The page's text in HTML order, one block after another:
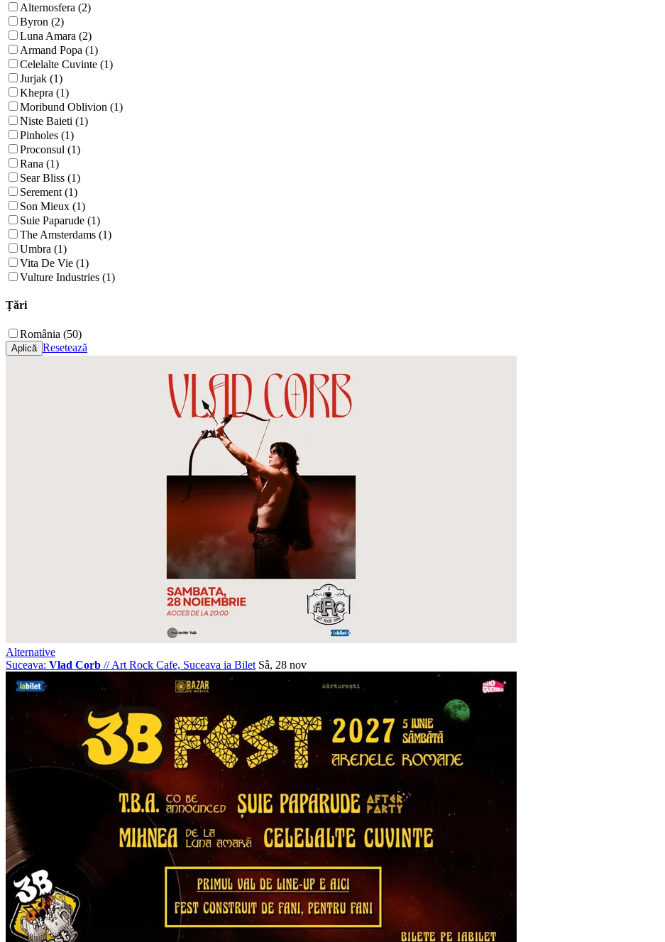
Alternosfera (2)
Byron (2)
Luna Amara (2)
Armand Popa (1)
Celelalte Cuvinte (1)
Jurjak (1)
Khepra (1)
Moribund Oblivion (1)
Niste Baieti (1)
Pinholes (1)
Proconsul (1)
Rana (1)
Sear Bliss (1)
Serement (1)
Son Mieux (1)
Suie Paparude (1)
The Amsterdams (1)
Umbra (1)
Vita De Vie (1)
Vulture Industries (1)
Țări
România (50)
Resetează
Alternative
Suceava: Vlad Corb //Art Rock Cafe, Suceava ia Bilet Sâ, 28 nov